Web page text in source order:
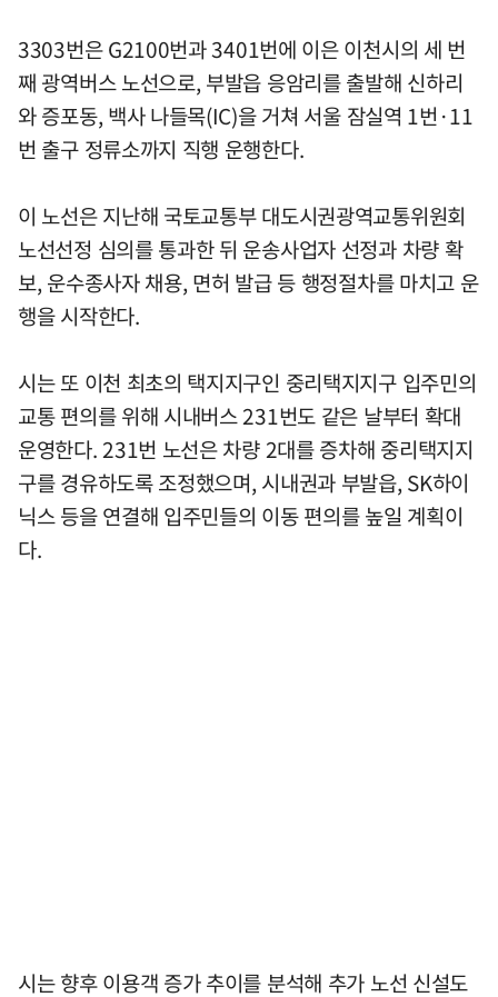
3303번은 G2100번과 3401번에 이은 이천시의 세 번
째 광역버스 노선으로, 부발읍 응암리를 출발해 신하리
와 증포동, 백사 나들목(IC)을 거쳐 서울 잠실역 1번·11
번 출구 정류소까지 직행 운행한다.
이 노선은 지난해 국토교통부 대도시권광역교통위원회
노선선정 심의를 통과한 뒤 운송사업자 선정과 차량 확
보, 운수종사자 채용, 면허 발급 등 행정절차를 마치고 운
행을 시작한다.
시는 또 이천 최초의 택지지구인 중리택지지구 입주민의
교통 편의를 위해 시내버스 231번도 같은 날부터 확대
운영한다. 231번 노선은 차량 2대를 증차해 중리택지지
구를 경유하도록 조정했으며, 시내권과 부발읍, SK하이
닉스 등을 연결해 입주민들의 이동 편의를 높일 계획이
다.
시는 향후 이용객 증가 추이를 분석해 추가 노선 신설도